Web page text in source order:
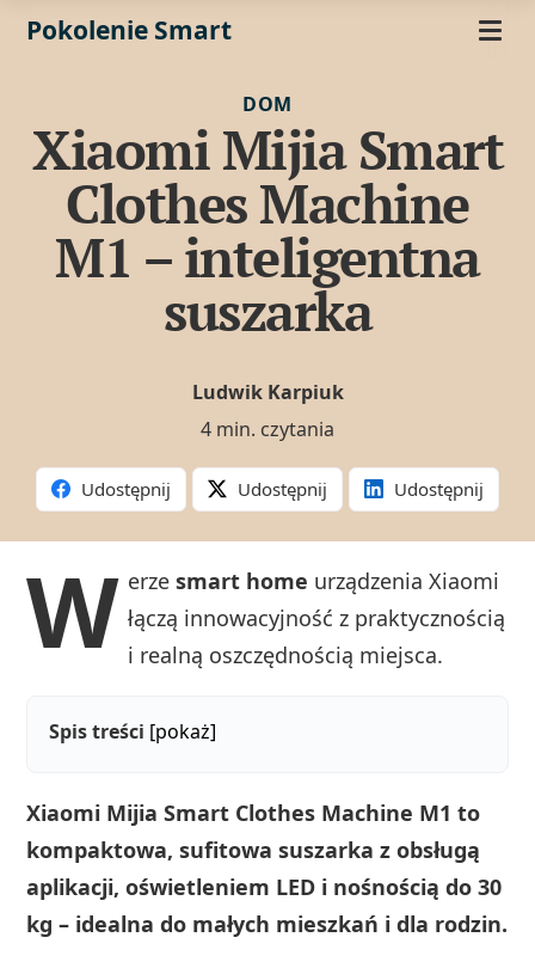
Pokolenie Smart
DOM
Xiaomi Mijia Smart
Clothes Machine
M1 – inteligentna
suszarka
Ludwik Karpiuk
4 min. czytania
Udostępnij Udostępnij Udostępnij
W erzesmart home urządzenia Xiaomi
łączą innowacyjność z praktycznością
i realną oszczędnością miejsca.
Spis treści [pokaż]
Xiaomi Mijia Smart Clothes Machine M1 to
kompaktowa, sufitowa suszarka z obsługą
aplikacji, oświetleniem LED i nośnością do 30
kg – idealna do małych mieszkań i dla rodzin.